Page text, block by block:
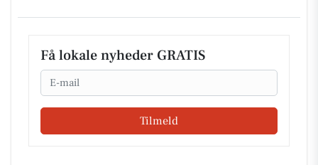
Få lokale nyheder GRATIS
Email
Tilmeld